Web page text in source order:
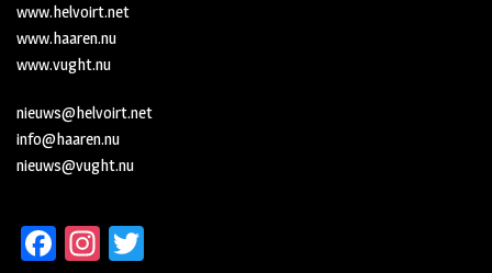
www.helvoirt.net
www.haaren.nu
www.vught.nu
nieuws@helvoirt.net
info@haaren.nu
nieuws@vught.nu
Fa In